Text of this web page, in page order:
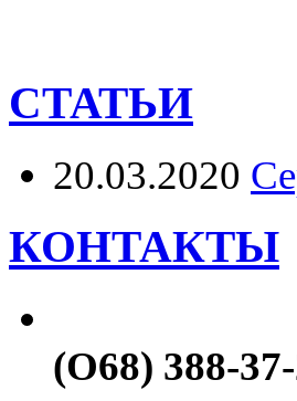
СТАТЬИ
20.03.2020
КОНТАКТЫ
(О68) 388-